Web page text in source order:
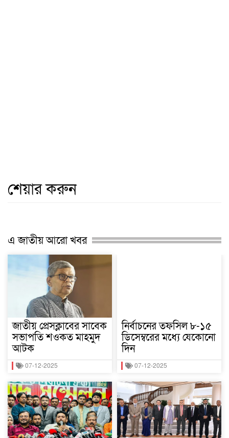
শেয়ার করুন
এ জাতীয় আরো খবর
জাতীয় প্রেসক্লাবের সাবেক
সভাপতি শওকত মাহমুদ
আটক
07-12-2025
নির্বাচনের তফসিল ৮-১৫
ডিসেম্বরের মধ্যে যেকোনো
দিন
07-12-2025